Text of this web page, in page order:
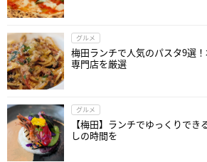
グルメ
梅田ランチで人気のパスタ9選
専門店を厳選
グルメ
【梅田】ランチでゆっくりで
しの時間を